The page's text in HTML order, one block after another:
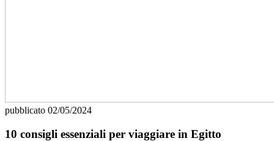
pubblicato 02/05/2024
10 consigli essenziali per viaggiare in Egitto